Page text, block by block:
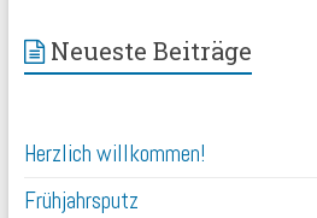
Neueste Beiträge
Herzlich willkommen!
Frühjahrsputz